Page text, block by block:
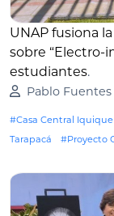
UNAP fusiona
sobre “Electro-
estudiantes.
Pablo Fuentes
#Casa Central Iquique
Tarapacá
#Proyecto